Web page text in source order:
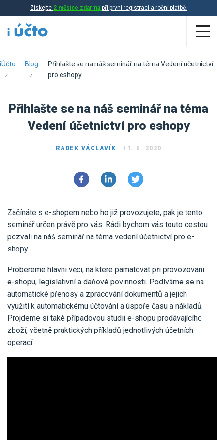
Získejte 2 měsíce zdarma při první registraci a roční platbě!
Aplikace
Daňová evidence
Fakturace
Přehled funkcí
Online daňová evidence
Propojení s bankou
Ceník a sklady
One Stop Shop (OSS)
Všechny funkce
Pro uživatele iÚčto
Poptávka účetních služeb
Pro koho je určené
Pro živnostníky
Pro spolky Blog Kontakt
VYZKOUŠET ZDARMA PŘIHLÁSIT SE
iÚčto Blog
Přihlašte se na náš seminář na téma Vedení účetnictví
pro eshopy
Přihlašte se na náš seminář na téma
Vedení účetnictví pro eshopy
RADEK VÁCLAVÍK 11. 8. 2020
Začínáte s e-shopem nebo ho již provozujete, pak je tento
seminář určen právě pro vás. Rádi bychom vás touto cestou
pozvali na náš seminář na téma vedení účetnictví pro e-
shopy.
Probereme hlavní věci, na které pamatovat při provozování
e-shopu, legislativní a daňové povinnosti. Podíváme se na
automatické přenosy a zpracování dokumentů a jejich
využití k automatickému účtování a úspoře času a nákladů.
Projdeme si také případovou studii e-shopu prodávajícího
zboží, včetně praktických příkladů jednotlivých účetních
operací.